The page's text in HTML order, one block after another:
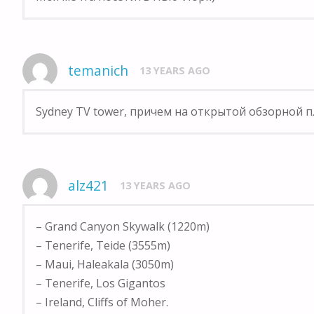
temanich 13 YEARS AGO
Sydney TV tower, причем на открытой обзорной
alz421 13 YEARS AGO
– Grand Canyon Skywalk (1220m)
– Tenerife, Teide (3555m)
– Maui, Haleakala (3050m)
– Tenerife, Los Gigantos
– Ireland, Cliffs of Moher.